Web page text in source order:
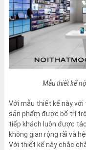
Mẫu thiết kế
Với mẫu thiết kế này
sản phẩm được bố trí
tiếp khách luôn được
không gian rộng rãi và
Với thiết kế này chắc